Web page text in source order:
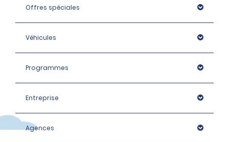
Offres spéciales
Véhicules
Programmes
Entreprise
Agences